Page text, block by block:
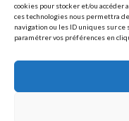
cookies pour stocker et/ou
ces technologies nous permettra
navigation ou les ID uniques sur ce
paramétrer vos préférences en
Que
Le silence